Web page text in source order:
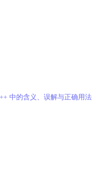
中的含义、误解与正确用法